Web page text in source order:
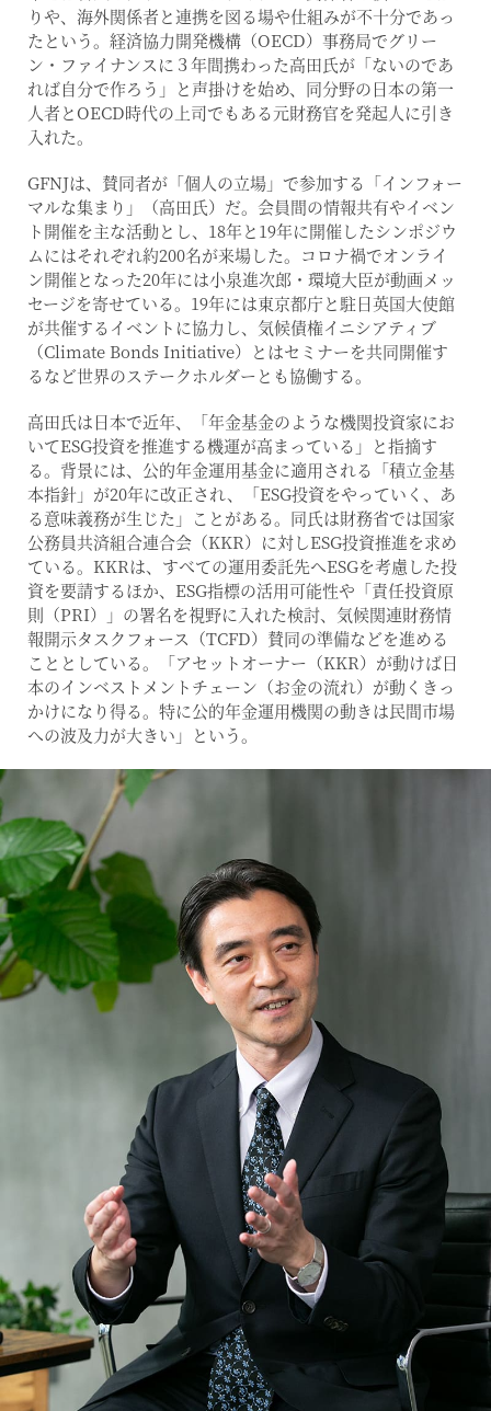
りや、海外関係者と連携を図る場や仕組みが不十分であっ
たという。経済協力開発機構（OECD）事務局でグリー
ン・ファイナンスに３年間携わった高田氏が「ないのであ
れば自分で作ろう」と声掛けを始め、同分野の日本の第一
人者とOECD時代の上司でもある元財務官を発起人に引き
入れた。
GFNJは、賛同者が「個人の立場」で参加する「インフォー
マルな集まり」（高田氏）だ。会員間の情報共有やイベン
ト開催を主な活動とし、18年と19年に開催したシンポジウ
ムにはそれぞれ約200名が来場した。コロナ禍でオンライ
ン開催となった20年には小泉進次郎・環境大臣が動画メッ
セージを寄せている。19年には東京都庁と駐日英国大使館
が共催するイベントに協力し、気候債権イニシアティブ
（Climate Bonds Initiative）とはセミナーを共同開催す
るなど世界のステークホルダーとも協働する。
高田氏は日本で近年、「年金基金のような機関投資家にお
いてESG投資を推進する機運が高まっている」と指摘す
る。背景には、公的年金運用基金に適用される「積立金基
本指針」が20年に改正され、「ESG投資をやっていく、あ
る意味義務が生じた」ことがある。同氏は財務省では国家
公務員共済組合連合会（KKR）に対しESG投資推進を求め
ている。KKRは、すべての運用委託先へESGを考慮した投
資を要請するほか、ESG指標の活用可能性や「責任投資原
則（PRI）」の署名を視野に入れた検討、気候関連財務情
報開示タスクフォース（TCFD）賛同の準備などを進める
こととしている。「アセットオーナー（KKR）が動けば日
本のインベストメントチェーン（お金の流れ）が動くきっ
かけになり得る。特に公的年金運用機関の動きは民間市場
への波及力が大きい」という。